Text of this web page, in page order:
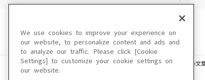
このサイトに掲載されている一切の
We use cookies to improve your experience on
our website, to personalize content and ads and
to analyze our traffic. Please click [Cookie
Settings] to customize your cookie settings on
our website.